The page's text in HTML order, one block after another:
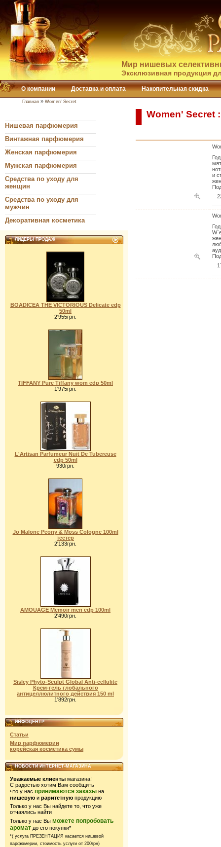
Мир нишевых
Эксклюзивная продукция
О компании Доставка и оплата Накопительная скидка
Главная » Women' Secret
Нишевая парфюмерия
Винтажная парфюмерия
Женская парфюмерия
Мужская парфюмерия
Средства по уходу для
женщин
Средства по уходу для
мужчин
Декоративная косметика
ЛИДЕРЫ ПРОДАЖ
BOADICEA THE VICTORIOUS Delicate edp
50ml
2'955грн.
TIFFANY Pure Tiffany wom edp 50ml
1'975грн.
L'Artisan Parfumeur Nuit De Tubereuse
edp 50ml
930грн.
Jo Malone Peony & Moss Cologne 100ml
тестер
2'133грн.
AMOUAGE Memoir men edp 100ml
2'490грн.
Sisley Phyto-Sculpt Global Аnti-cellulite
Крем-гель глобального
антицеллюлитного действия 150 ml
1'892грн.
ИНФОЦЕНТР
Статьи
Мир парфюмерии
корейская косметика сумы
НОВОСТИ ИНТЕРНЕТ-МАГАЗИНА
Уважаемые клиенты магазина!
С радостью хотим Вам сообщить
что у нас принимаются заказы на
нишевую и раритетную продукцию
Только у нас Вы найдете то, что уже
отчаялись найти
Только у нас Вы можете попробовать
аромат до его покупки*
*( услуга ПРЕЗЕНТАЦИЯ касается нишевой
парфюмерии, стоимость услуги от 200грн)
Women' Secret
и